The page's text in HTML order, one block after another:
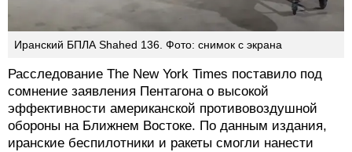
Иранский БПЛА Shahed 136. Фото: снимок с экрана
Расследование The New York Times поставило под
сомнение заявления Пентагона о высокой
эффективности американской противовоздушной
обороны на Ближнем Востоке. По данным издания,
иранские беспилотники и ракеты смогли нанести